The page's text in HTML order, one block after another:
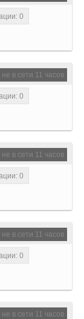
0
не в сети 11 часов
0
не в сети 11 часов
0
не в сети 11 часов
0
не в сети 11 часов